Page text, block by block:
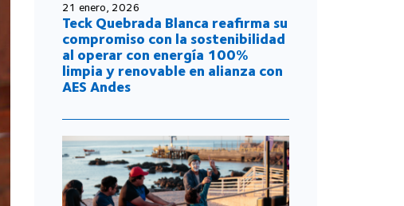
21 enero, 2026
Teck Quebrada Blanca reafirma su
compromiso con la sostenibilidad
al operar con energía 100%
limpia y renovable en alianza con
AES Andes